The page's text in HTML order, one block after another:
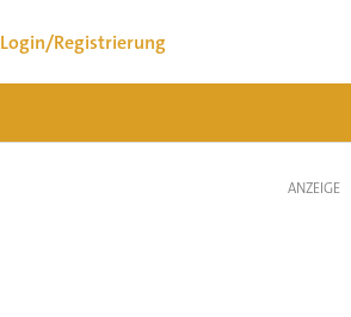
Login/Registrierung
ANZEIGE